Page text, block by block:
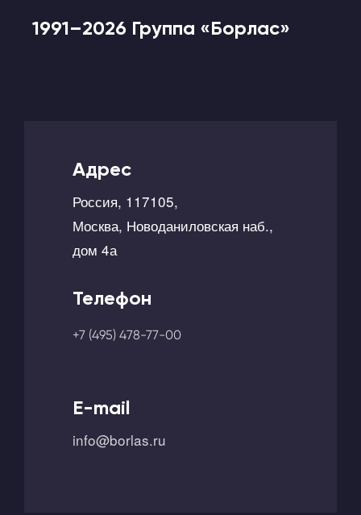
1991–2026 Группа «Борлас»
Адрес
Россия, 117105,
Москва, Новоданиловская наб.,
дом 4а
Телефон
+7 (495) 478-77-00
E-mail
info@borlas.ru